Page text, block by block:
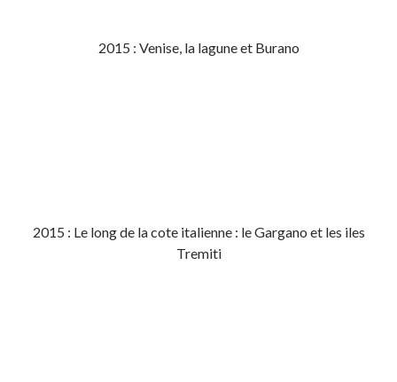
2015 : Venise, la lagune et Burano
2015 : Le long de la cote italienne : le Gargano et les iles
Tremiti